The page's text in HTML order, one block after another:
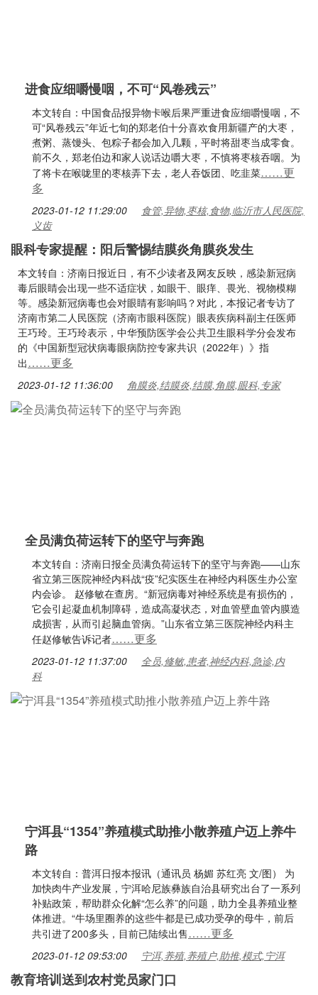
进食应细嚼慢咽，不可“风卷残云”
本文转自：中国食品报异物卡喉后果严重进食应细嚼慢咽，不
可“风卷残云”年近七旬的郑老伯十分喜欢食用新疆产的大枣，
煮粥、蒸馒头、包粽子都会加入几颗，平时将甜枣当成零食。
前不久，郑老伯边和家人说话边嚼大枣，不慎将枣核吞咽。为
了将卡在喉咙里的枣核弄下去，老人吞饭团、吃韭菜……更
多
2023-01-12 11:29:00
食管,异物,枣核,食物,临沂市人民医院,
义齿
眼科专家提醒：阳后警惕结膜炎角膜炎发生
本文转自：济南日报近日，有不少读者及网友反映，感染新冠病
毒后眼睛会出现一些不适症状，如眼干、眼痒、畏光、视物模糊
等。感染新冠病毒也会对眼睛有影响吗？对此，本报记者专访了
济南市第二人民医院（济南市眼科医院）眼表疾病科副主任医师
王巧玲。王巧玲表示，中华预防医学会公共卫生眼科学分会发布
的《中国新型冠状病毒眼病防控专家共识（2022年）》指
出……更多
2023-01-12 11:36:00 角膜炎,结膜炎,结膜,角膜,眼科,专家
全员满负荷运转下的坚守与奔跑
本文转自：济南日报全员满负荷运转下的坚守与奔跑——山东
省立第三医院神经内科战“疫”纪实医生在神经内科医生办公室
内会诊。 赵修敏在查房。“新冠病毒对神经系统是有损伤的，
它会引起凝血机制障碍，造成高凝状态，对血管壁血管内膜造
成损害，从而引起脑血管病。”山东省立第三医院神经内科主
任赵修敏告诉记者……更多
2023-01-12 11:37:00
全员,修敏,患者,神经内科,急诊,内
科
宁洱县“1354”养殖模式助推小散养殖户迈上养牛
路
本文转自：普洱日报本报讯（通讯员 杨媚 苏红亮 文/图） 为
加快肉牛产业发展，宁洱哈尼族彝族自治县研究出台了一系列
补贴政策，帮助群众化解“怎么养”的问题，助力全县养殖业整
体推进。“牛场里圈养的这些牛都是已成功受孕的母牛，前后
共引进了200多头，目前已陆续出售……更多
2023-01-12 09:53:00 宁洱,养殖,养殖户,助推,模式,宁洱
教育培训送到农村党员家门口